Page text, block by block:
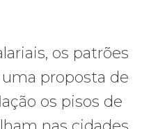
os patrões
proposta de
os pisos de